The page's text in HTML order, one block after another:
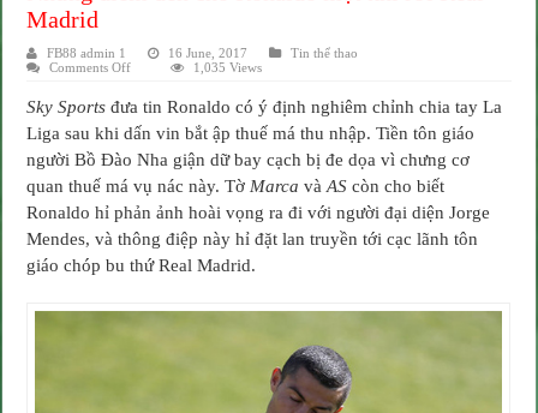
Madrid
FB88 admin 1 16 June, 2017
Tin thể thao
Comments Offon
đến
cho
Ronaldo
một
khi
rời
Real
Madrid
1,035 Views
Sky Sports đưa tin Ronaldo có ý định nghiêm chỉnh chia tay La
Liga sau khi dấn vin bắt ập thuế má thu nhập. Tiền tôn giáo
người Bồ Đào Nha giận dữ bay cạch bị đe dọa vì chưng cơ
quan thuế má vụ nác này. TờMarca vàAS còn cho biết
Ronaldo hỉ phản ảnh hoài vọng ra đi với người đại diện Jorge
Mendes, và thông điệp này hỉ đặt lan truyền tới cạc lãnh tôn
giáo chóp bu thứ Real Madrid.